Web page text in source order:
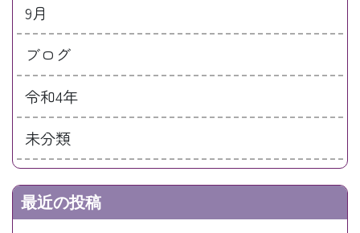
9月
ブログ
令和4年
未分類
最近の投稿